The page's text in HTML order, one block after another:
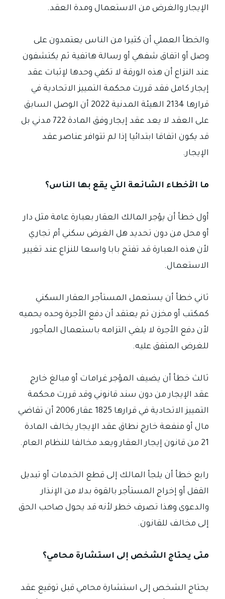
الإيجار والغرض من الاستعمال ومدة العقد.
والخطأ العملي أن كثيرا من الناس يعتمدون على
وصل أو اتفاق شفهي أو رسالة هاتفية ثم يكتشفون
عند النزاع أن هذه الورقة لا تكفي وحدها لإثبات عقد
إيجار كامل فقد قررت محكمة التمييز الاتحادية في
قرارها 2134 الهيئة المدنية 2022 أن الوصل السابق
على العقد لا يعد عقد إيجار وفق المادة 722 مدني بل
قد يكون اتفاقا ابتدائيا إذا لم تتوافر عناصر عقد
الإيجار.
ما الأخطاء الشائعة التي يقع بها الناس؟
أول خطأ أن يؤجر المالك العقار بعبارة عامة مثل دار
أو محل من دون تحديد هل الغرض سكني أم تجاري
لأن هذه العبارة قد تفتح بابا واسعا للنزاع عند تغيير
الاستعمال.
ثاني خطأ أن يستعمل المستأجر العقار السكني
كمكتب أو مخزن ثم يعتقد أن دفع الأجرة وحده يحميه
لأن دفع الأجرة لا يلغي التزامه باستعمال المأجور
للغرض المتفق عليه.
ثالث خطأ أن يضيف المؤجر غرامات أو مبالغ خارج
عقد الإيجار من دون سند قانوني وقد قررت محكمة
التمييز الاتحادية في قرارها 1825 عقار 2006 أن تقاضي
مال أو منفعة خارج نطاق عقد الإيجار يخالف المادة
21 من قانون إيجار العقار ويعد مخالفا للنظام العام.
رابع خطأ أن يلجأ المالك إلى قطع الخدمات أو تبديل
القفل أو إخراج المستأجر بالقوة بدلا من الإنذار
والدعوى وهذا تصرف خطر لأنه قد يحول صاحب الحق
إلى مخالف للقانون.
متى يحتاج الشخص إلى استشارة محامي؟
يحتاج الشخص إلى استشارة محامي قبل توقيع عقد